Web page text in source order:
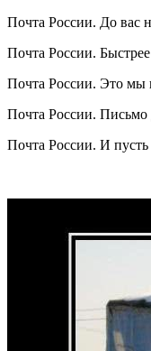
Почта России. До вас
Почта России.
Почта России. Это мы
Почта России.
Почта России. И